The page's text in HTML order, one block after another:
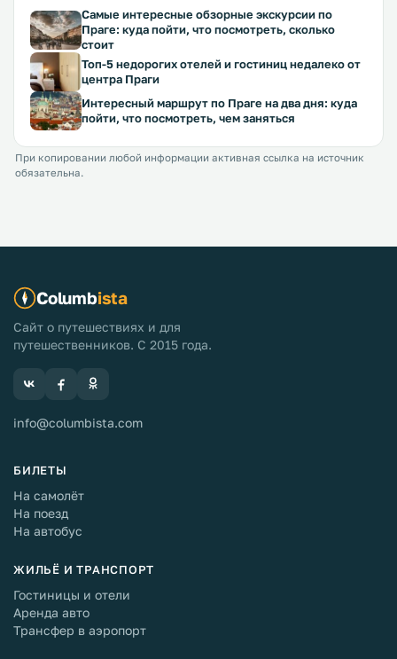
Самые интересные обзорные экскурсии по
Праге: куда пойти, что посмотреть, сколько
стоит
Топ-5 недорогих отелей и гостиниц недалеко от
центра Праги
Интересный маршрут по Праге на два дня: куда
пойти, что посмотреть, чем заняться
При копировании любой информации активная ссылка на источник
обязательна.
Columbista
Сайт о путешествиях и для
путешественников. С 2015 года.
info@columbista.com
БИЛЕТЫ
На самолёт
На поезд
На автобус
ЖИЛЬЁ И ТРАНСПОРТ
Гостиницы и отели
Аренда авто
Трансфер в аэропорт